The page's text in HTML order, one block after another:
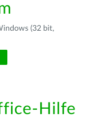
(32 bit,
Hilfe